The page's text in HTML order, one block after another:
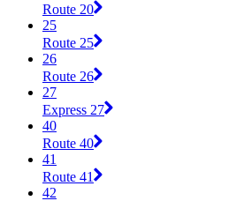
Route 20
25
Route 25
26
Route 26
27
Express 27
40
Route 40
41
Route 41
42